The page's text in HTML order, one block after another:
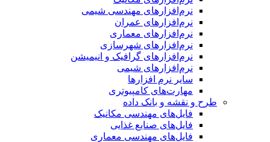
نرم‌افزارهای مهندسی شیمی
نرم‌افزارهای عمران
نرم‌افزارهای معماری
نرم‌افزارهای شهرسازی
نرم‌افزارهای گرافیک و انیمیشن
نرم‌افزارهای شیمی
سایر نرم افزارها
مهارت‌های کامپیوتری
طرح و نقشه و بانک داده
فایل‌های مهندسی مکانیک
فایل‌های صنایع غذایی
فایل‌های مهندسی معماری